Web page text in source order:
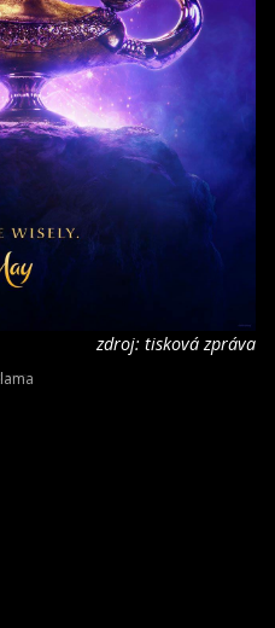
zdroj: tisková zpráva